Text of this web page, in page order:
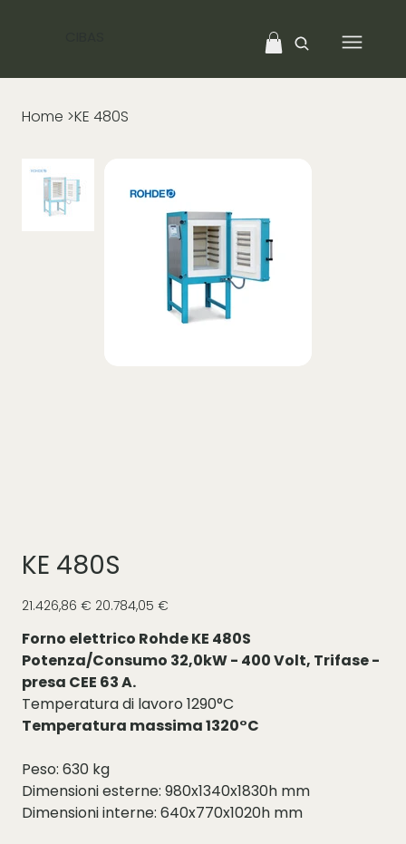
Home >KE 480S
KE 480S
Prezzo
originale
21.426,86 € Prezzo
scontato
20.784,05 €
Forno elettrico Rohde KE 480S
Potenza/Consumo 32,0kW - 400 Volt, Trifase -
presa CEE 63 A.
Temperatura di lavoro 1290°C
Temperatura massima 1320°C
Peso: 630 kg
Dimensioni esterne: 980x1340x1830h mm
Dimensioni interne: 640x770x1020h mm